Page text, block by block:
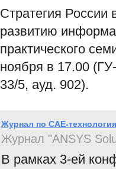
Стратегия России
развитию
практического
ноября в 17.00
33/5, ауд. 902).
Журнал по CAE-
Журнал "ANSYS
В рамках 3-ей